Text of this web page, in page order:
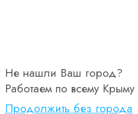
Не нашли Ваш город?
Работаем по всему Крыму
Продолжить без города